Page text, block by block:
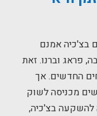
בצ'כיה אמנם
פראג וברנו. זאת
החדשים. אך
מכניסה לשוק
להשקעה בצ'כיה,